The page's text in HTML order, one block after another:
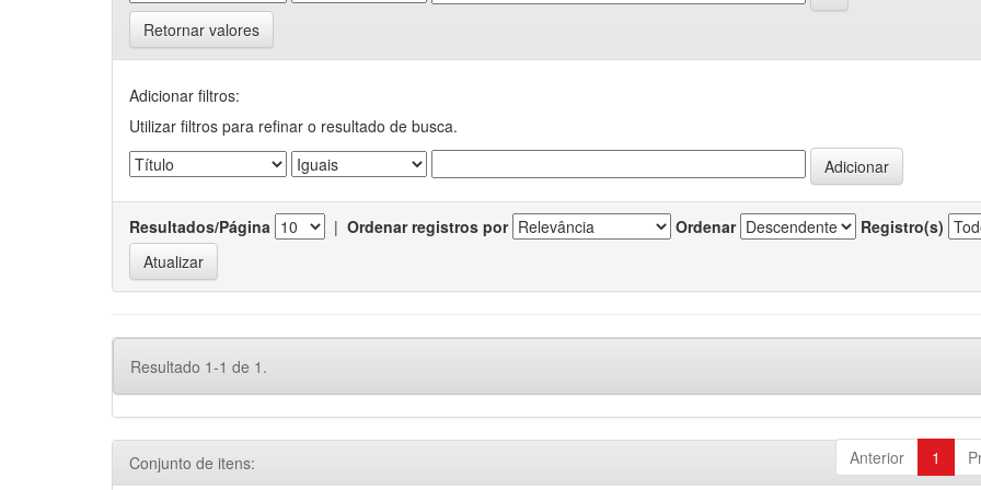
Retornar valores
Adicionar filtros:
Utilizar filtros para refinar o resultado de busca.
Resultados/Página | Ordenar registros por Ordenar Registro(s)
Resultado 1-1 de 1.
Anterior 1
Conjunto de itens: